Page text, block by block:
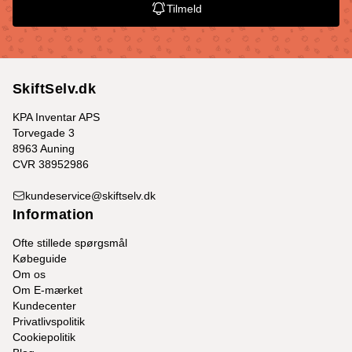
Tilmeld
SkiftSelv.dk
KPA Inventar APS
Torvegade 3
8963 Auning
CVR 38952986
kundeservice@skiftselv.dk
Information
Ofte stillede spørgsmål
Købeguide
Om os
Om E-mærket
Kundecenter
Privatlivspolitik
Cookiepolitik